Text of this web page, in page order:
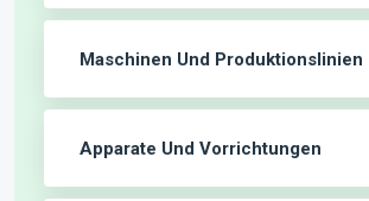
Maschinen Und Produktionslinien
Apparate Und Vorrichtungen